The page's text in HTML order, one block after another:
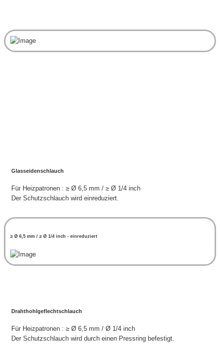
Glasseidenschlauch
Für Heizpatronen : ≥ Ø 6,5 mm / ≥ Ø 1/4 inch
Der Schutzschlauch wird einreduziert.
≥ Ø 6,5 mm / ≥ Ø 1/4 inch - einreduziert
Drahthohlgeflechtschlauch
Für Heizpatronen : ≥ Ø 6,5 mm / Ø 1/4 inch
Der Schutzschlauch wird durch einen Pressring befestigt.